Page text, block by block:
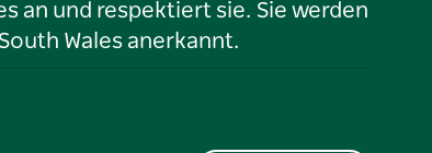
an und respektiert sie. Sie werden
Wales anerkannt.